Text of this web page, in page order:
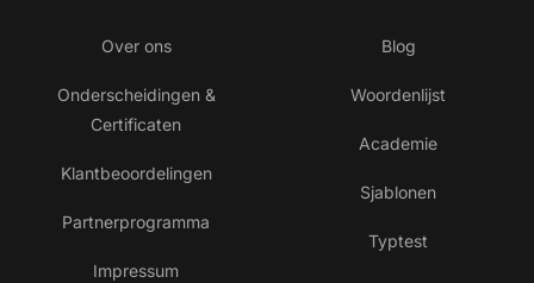
Over ons
Onderscheidingen &
Certificaten
Klantbeoordelingen
Partnerprogramma
Impressum
Blog
Woordenlijst
Academie
Sjablonen
Typtest